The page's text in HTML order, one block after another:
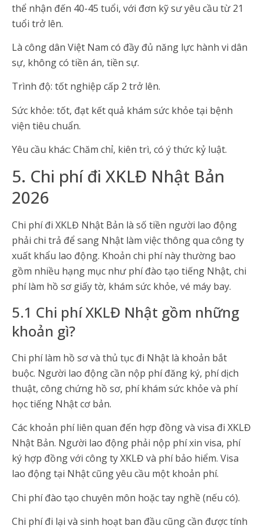
thể nhận đến 40-45 tuổi, với đơn kỹ sư yêu cầu từ 21
tuổi trở lên.
Là công dân Việt Nam có đầy đủ năng lực hành vi dân
sự, không có tiền án, tiền sự.
Trình độ: tốt nghiệp cấp 2 trở lên.
Sức khỏe: tốt, đạt kết quả khám sức khỏe tại bệnh
viện tiêu chuẩn.
Yêu cầu khác: Chăm chỉ, kiên trì, có ý thức kỷ luật.
5. Chi phí đi XKLĐ Nhật Bản
2026
Chi phí đi XKLĐ Nhật Bản là số tiền người lao động
phải chi trả để sang Nhật làm việc thông qua công ty
xuất khẩu lao động. Khoản chi phí này thường bao
gồm nhiều hạng mục như phí đào tạo tiếng Nhật, chi
phí làm hồ sơ giấy tờ, khám sức khỏe, vé máy bay.
5.1 Chi phí XKLĐ Nhật gồm những
khoản gì?
Chi phí làm hồ sơ và thủ tục đi Nhật là khoản bắt
buộc. Người lao động cần nộp phí đăng ký, phí dịch
thuật, công chứng hồ sơ, phí khám sức khỏe và phí
học tiếng Nhật cơ bản.
Các khoản phí liên quan đến hợp đồng và visa đi XKLĐ
Nhật Bản. Người lao động phải nộp phí xin visa, phí
ký hợp đồng với công ty XKLĐ và phí bảo hiểm. Visa
lao động tại Nhật cũng yêu cầu một khoản phí.
Chi phí đào tạo chuyên môn hoặc tay nghề (nếu có).
Chi phí đi lại và sinh hoạt ban đầu cũng cần được tính